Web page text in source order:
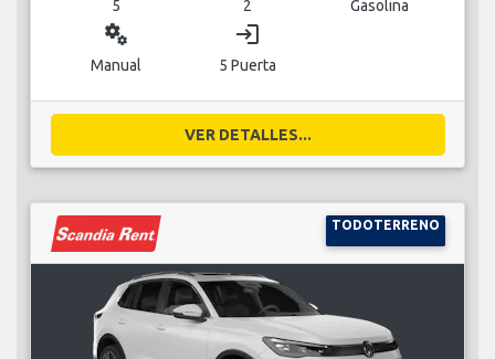
5 2 Gasolina
miscellaneous_services
Manual
login
5 Puerta
VER DETALLES...
TODOTERRENO